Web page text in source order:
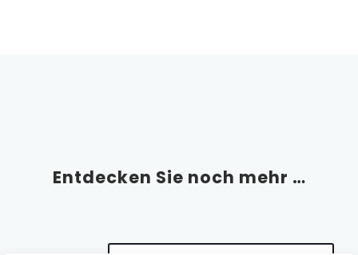
Entdecken Sie noch mehr …